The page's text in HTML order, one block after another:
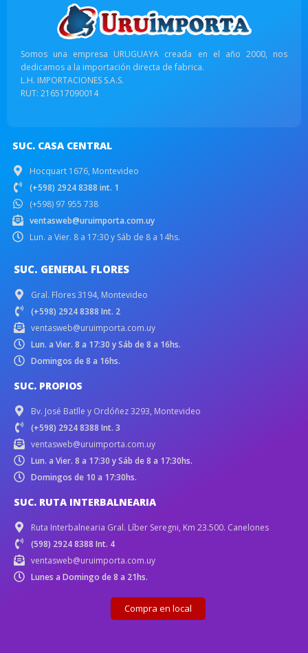
Somos una empresa URUGUAYA creada en el año 2000, nos
dedicamos a la importación directa de fabrica.
L.H. IMPORTACIONES S.A.S.
RUT: 216517090014
SUC. CASA CENTRAL
Hocquart 1676, Montevideo
(+598) 2924 8388 int. 1
(+598) 97 955 738
ventasweb@uruimporta.com.uy
Lun. a Vier. 8 a 17:30 y Sáb de 8 a 14hs.
SUC. GENERAL FLORES
Gral. Flores 3194, Montevideo
(+598) 2924 8388 Int. 2
ventasweb@uruimporta.com.uy
Lun. a Vier. 8 a 17:30 y Sáb de 8 a 16hs.
Domingos de 8 a 16hs.
SUC. PROPIOS
Bv. José Batlle y Ordóñez 3293, Montevideo
(+598) 2924 8388 Int. 3
ventasweb@uruimporta.com.uy
Lun. a Vier. 8 a 17:30 y Sáb de 8 a 17:30hs.
Domingos de 10 a 17:30hs.
SUC. RUTA INTERBALNEARIA
Ruta Interbalnearia Gral. Líber Seregni, Km 23.500. Canelones
(598) 2924 8388 Int. 4
ventasweb@uruimporta.com.uy
Lunes a Domingo de 8 a 21hs.
Compra en local